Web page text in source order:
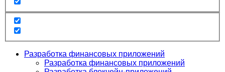
Разработка финансовых приложений
Разработка финансовых приложений